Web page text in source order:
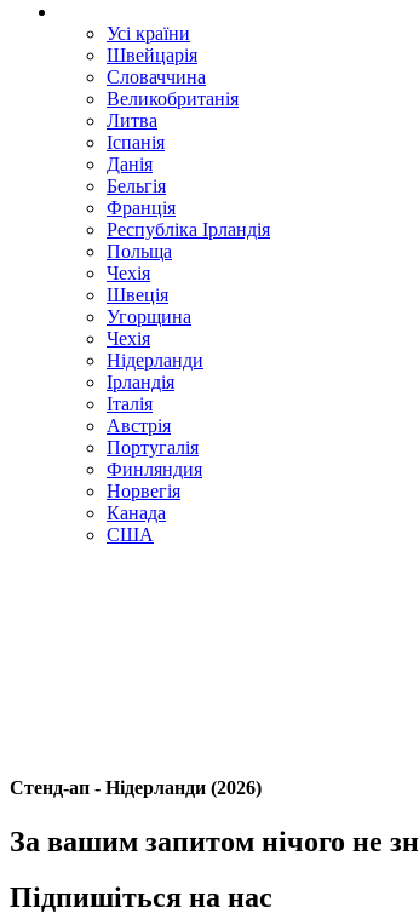
Усі країни
Швейцарія
Словаччина
Великобританія
Литва
Іспанія
Данія
Бельгія
Франція
Республіка Ірландія
Польща
Чехія
Швецiя
Угорщина
Чехія
Нідерланди
Iрландія
Iталiя
Австрія
Португалія
Финляндия
Норвегія
Канада
США
Стенд-ап - Нідерланди (2026)
За вашим запитом нічого не
Підпишіться на нас